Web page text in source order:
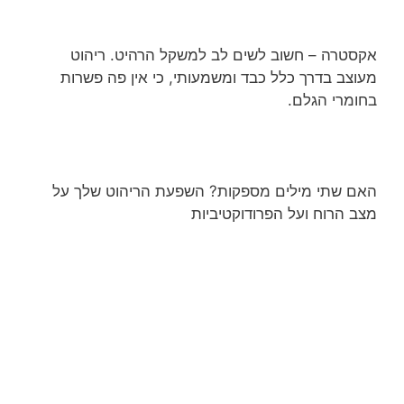
אקסטרה – חשוב לשים לב למשקל הרהיט. ריהוט
מעוצב בדרך כלל כבד ומשמעותי, כי אין פה פשרות
בחומרי הגלם.
האם שתי מילים מספקות? השפעת הריהוט שלך על
מצב הרוח ועל הפרודוקטיביות